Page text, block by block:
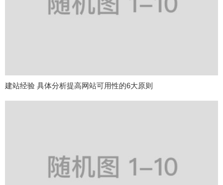
建站经验 具体分析提高网站可用性的6大原则